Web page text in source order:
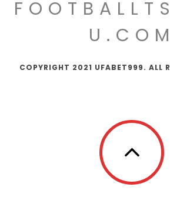
U.COM
COPYRIGHT 2021 UFABET999. ALL